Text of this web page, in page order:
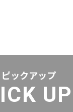
ピックアップ
UP